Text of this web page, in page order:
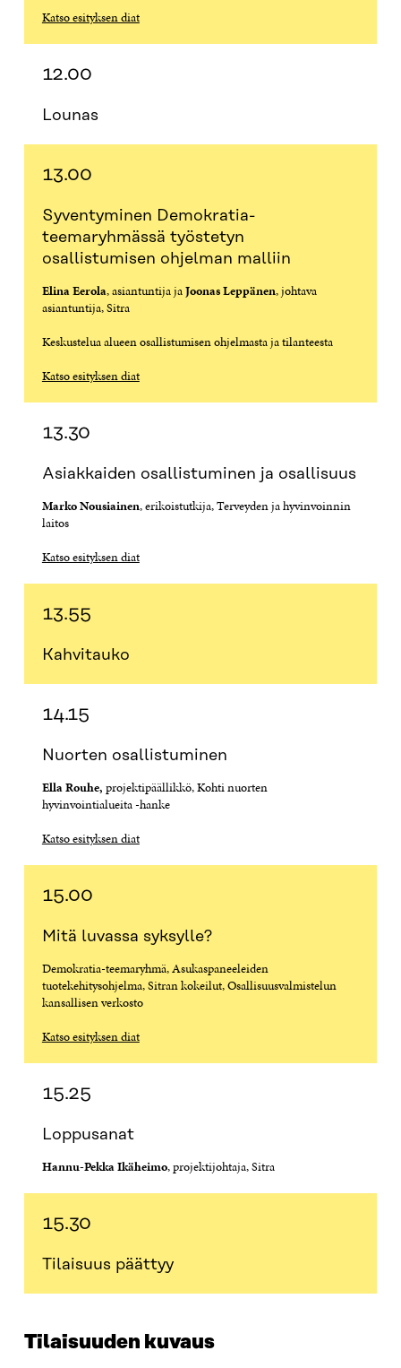
Katso esityksen diat
12.00
Lounas
13.00
Syventyminen Demokratia-
teemaryhmässä työstetyn
osallistumisen ohjelman malliin
Elina Eerola, asiantuntija jaJoonas Leppänen, johtava
asiantuntija, Sitra
Keskustelua alueen osallistumisen ohjelmasta ja tilanteesta
Katso esityksen diat
13.30
Asiakkaiden osallistuminen ja osallisuus
Marko Nousiainen, erikoistutkija, Terveyden ja hyvinvoinnin
laitos
Katso esityksen diat
13.55
Kahvitauko
14.15
Nuorten osallistuminen
Ella Rouhe, projektipäällikkö, Kohti nuorten
hyvinvointialueita -hanke
Katso esityksen diat
15.00
Mitä luvassa syksylle?
Demokratia-teemaryhmä, Asukaspaneeleiden
tuotekehitysohjelma, Sitran kokeilut, Osallisuusvalmistelun
kansallisen verkosto
Katso esityksen diat
15.25
Loppusanat
Hannu-Pekka Ikäheimo, projektijohtaja, Sitra
15.30
Tilaisuus päättyy
Tilaisuuden kuvaus